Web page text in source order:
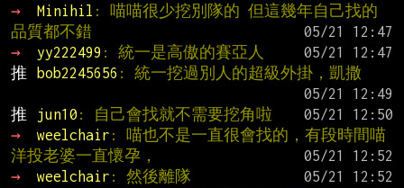
→
Minihil : 喵喵很少挖別隊的 但這幾年自己找的
品質都不錯
→
yy222499 : 統一是高傲的賽亞人
推
bob2245656 : 統一挖過別人的超級外掛，凱撒
推
jun10 : 自己會找就不需要挖角啦
→
weelchair : 喵也不是一直很會找的，有段時間喵
洋投老婆一直懷孕，
→
weelchair : 然後離隊